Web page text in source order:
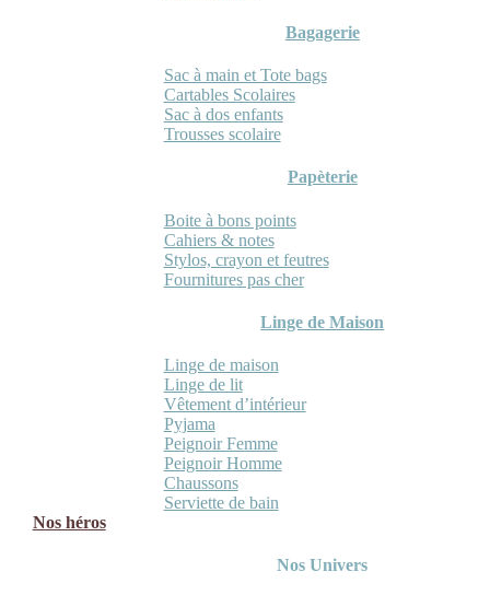
Bagagerie
Sac à main et Tote bags
Cartables Scolaires
Sac à dos enfants
Trousses scolaire
Papèterie
Boite à bons points
Cahiers & notes
Stylos, crayon et feutres
Fournitures pas cher
Linge de Maison
Linge de maison
Linge de lit
Vêtement d’intérieur
Pyjama
Peignoir Femme
Peignoir Homme
Chaussons
Serviette de bain
Nos héros
Nos Univers